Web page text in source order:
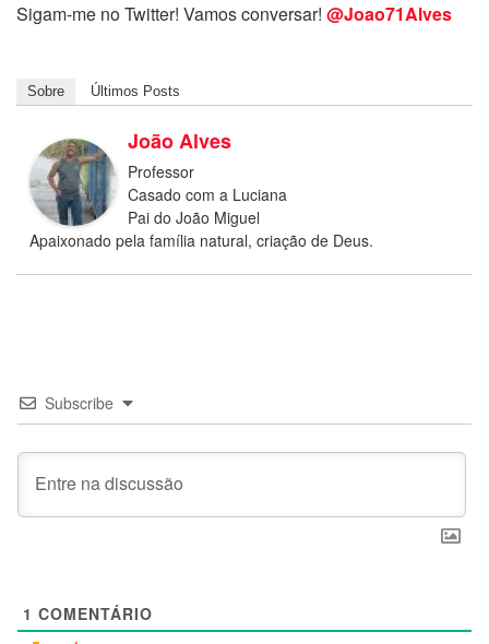
Sigam-me no Twitter! Vamos conversar! @Joao71Alves
Sobre Últimos Posts
João Alves
Professor
Casado com a Luciana
Pai do João Miguel
Apaixonado pela família natural, criação de Deus.
Subscribe
1 COMENTÁRIO